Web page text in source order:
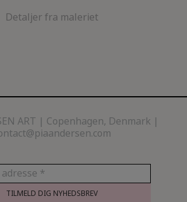
Detaljer fra maleriet
ART
Copenhagen, Denmark |